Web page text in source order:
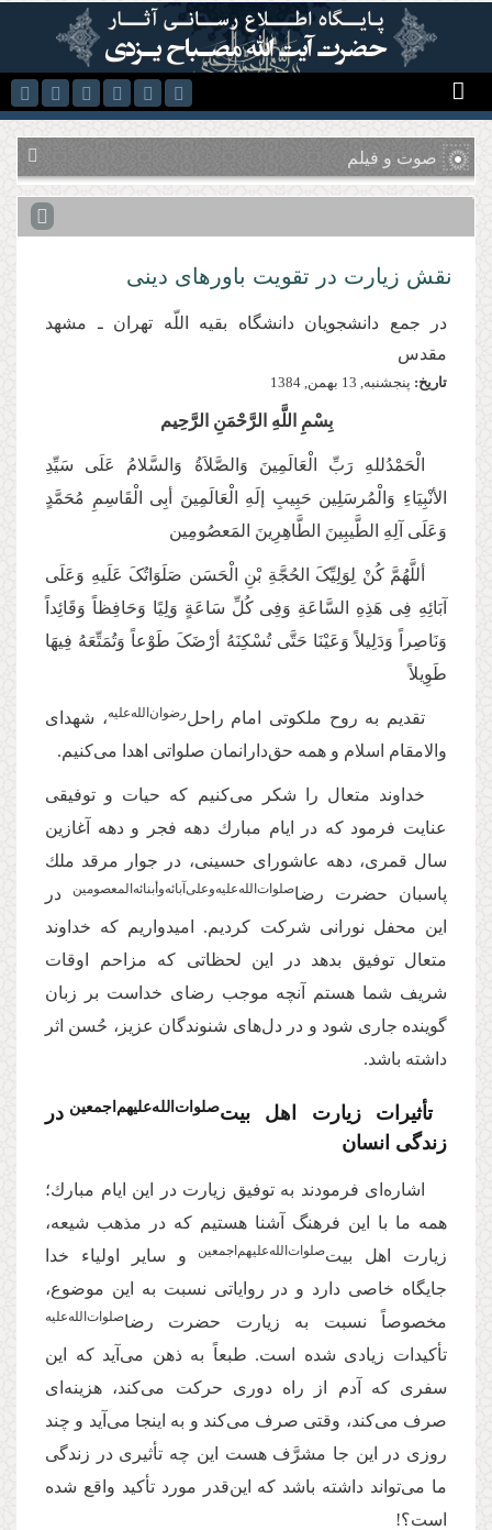
رفتن به محتوای اصلی
صوت و فیلم
نقش زیارت در تقویت باورهای دینی
در جمع دانشجویان دانشگاه بقیه اللّه تهران ـ مشهد
مقدس
تاریخ: پنجشنبه, 13 بهمن, 1384
بِسْمِ اللَّهِ الرَّحْمَنِ الرَّحِيم
الْحَمْدُللهِ رَبِّ الْعَالَمِینَ وَالصَّلاَةُ وَالسَّلامُ عَلَی سَیِّدِ
الأنْبِیَاءِ وَالْمُرسَلِین حَبِیبِ إلَهِ الْعَالَمِینَ أبِی الْقَاسِمِ مُحَمَّدٍ
وَعَلَی آلِهِ الطَّیبِینَ الطَّاهِرِینَ المَعصُومِین
أللَّهُمَّ کُنْ لِوَلِیِّکَ الحُجَّةِ بْنِ الْحَسَن صَلَوَاتُکَ عَلَیهِ وَعَلَی
آبَائِهِ فِی هَذِهِ السَّاعَةِ وَفِی کُلِّ سَاعَةٍ‌ وَلِیًا وَحَافِظاً وَقَائِداً
وَنَاصِراً وَدَلِیلاً وَعَیْنَا حَتَّی تُسْکِنَهُ أرْضَکَ طَوْعاً وَتُمَتِّعَهُ فِیهَا
طَوِیلاً
تقدیم به روح ملکوتی امام راحل‌رضوان‌‌الله‌‌علیه، شهدای
والامقام اسلام و همه حق‌دارانمان صلواتی اهدا‌ می‌کنیم.
خداوند متعال را شکر می‌کنیم که حیات و توفیقی
عنایت فرمود که در ایام مبارك دهه فجر و دهه آغازین
سال قمرى، دهه عاشوراى حسینى، در جوار مرقد ملك
پاسبان حضرت رضا‌صلوات‌‌الله‌‌علیه‌‌و‌‌علی‌‌آبائه‌‌و‌أبنائه‌‌المعصومین
در
این محفل نورانى شركت كردیم. امیدواریم كه خداوند
متعال توفیق بدهد در این لحظاتى كه مزاحم اوقات
شریف شما هستم آنچه موجب رضاى خداست بر زبان
گوینده جارى شود و در دل‌های شنوندگان عزیز، حُسن اثر
داشته باشد.
تأثیرات زیارت اهل بیت‌صلوات‌‌الله‌‌علیهم‌‌اجمعین در
زندگی انسان
اشاره‌‌اى فرمودند به توفیق زیارت در این ایام مبارك؛
همه ما با این فرهنگ آشنا هستیم كه در مذهب شیعه،
زیارت اهل بیت‌صلوات‌‌الله‌‌علیهم‌‌اجمعین
و سایر اولیاء خدا
جایگاه خاصى دارد و در روایاتى نسبت به این موضوع،
مخصوصاً نسبت به زیارت حضرت رضا‌صلوات‌‌الله‌‌علیه
تأكیدات زیادى شده است. طبعاً به ذهن مى‌‌آید كه این
سفرى كه آدم از راه دورى حركت مى‌‌كند، هزینه‌‌اى
صرف مى‌‌كند، وقتى صرف مى‌‌كند و به اینجا می‌آید و چند
روزى در این جا مشرَّف هست این چه تأثیرى در زندگى
ما مى‌‌تواند داشته باشد كه این‌قدر مورد تأكید واقع شده
است؟!